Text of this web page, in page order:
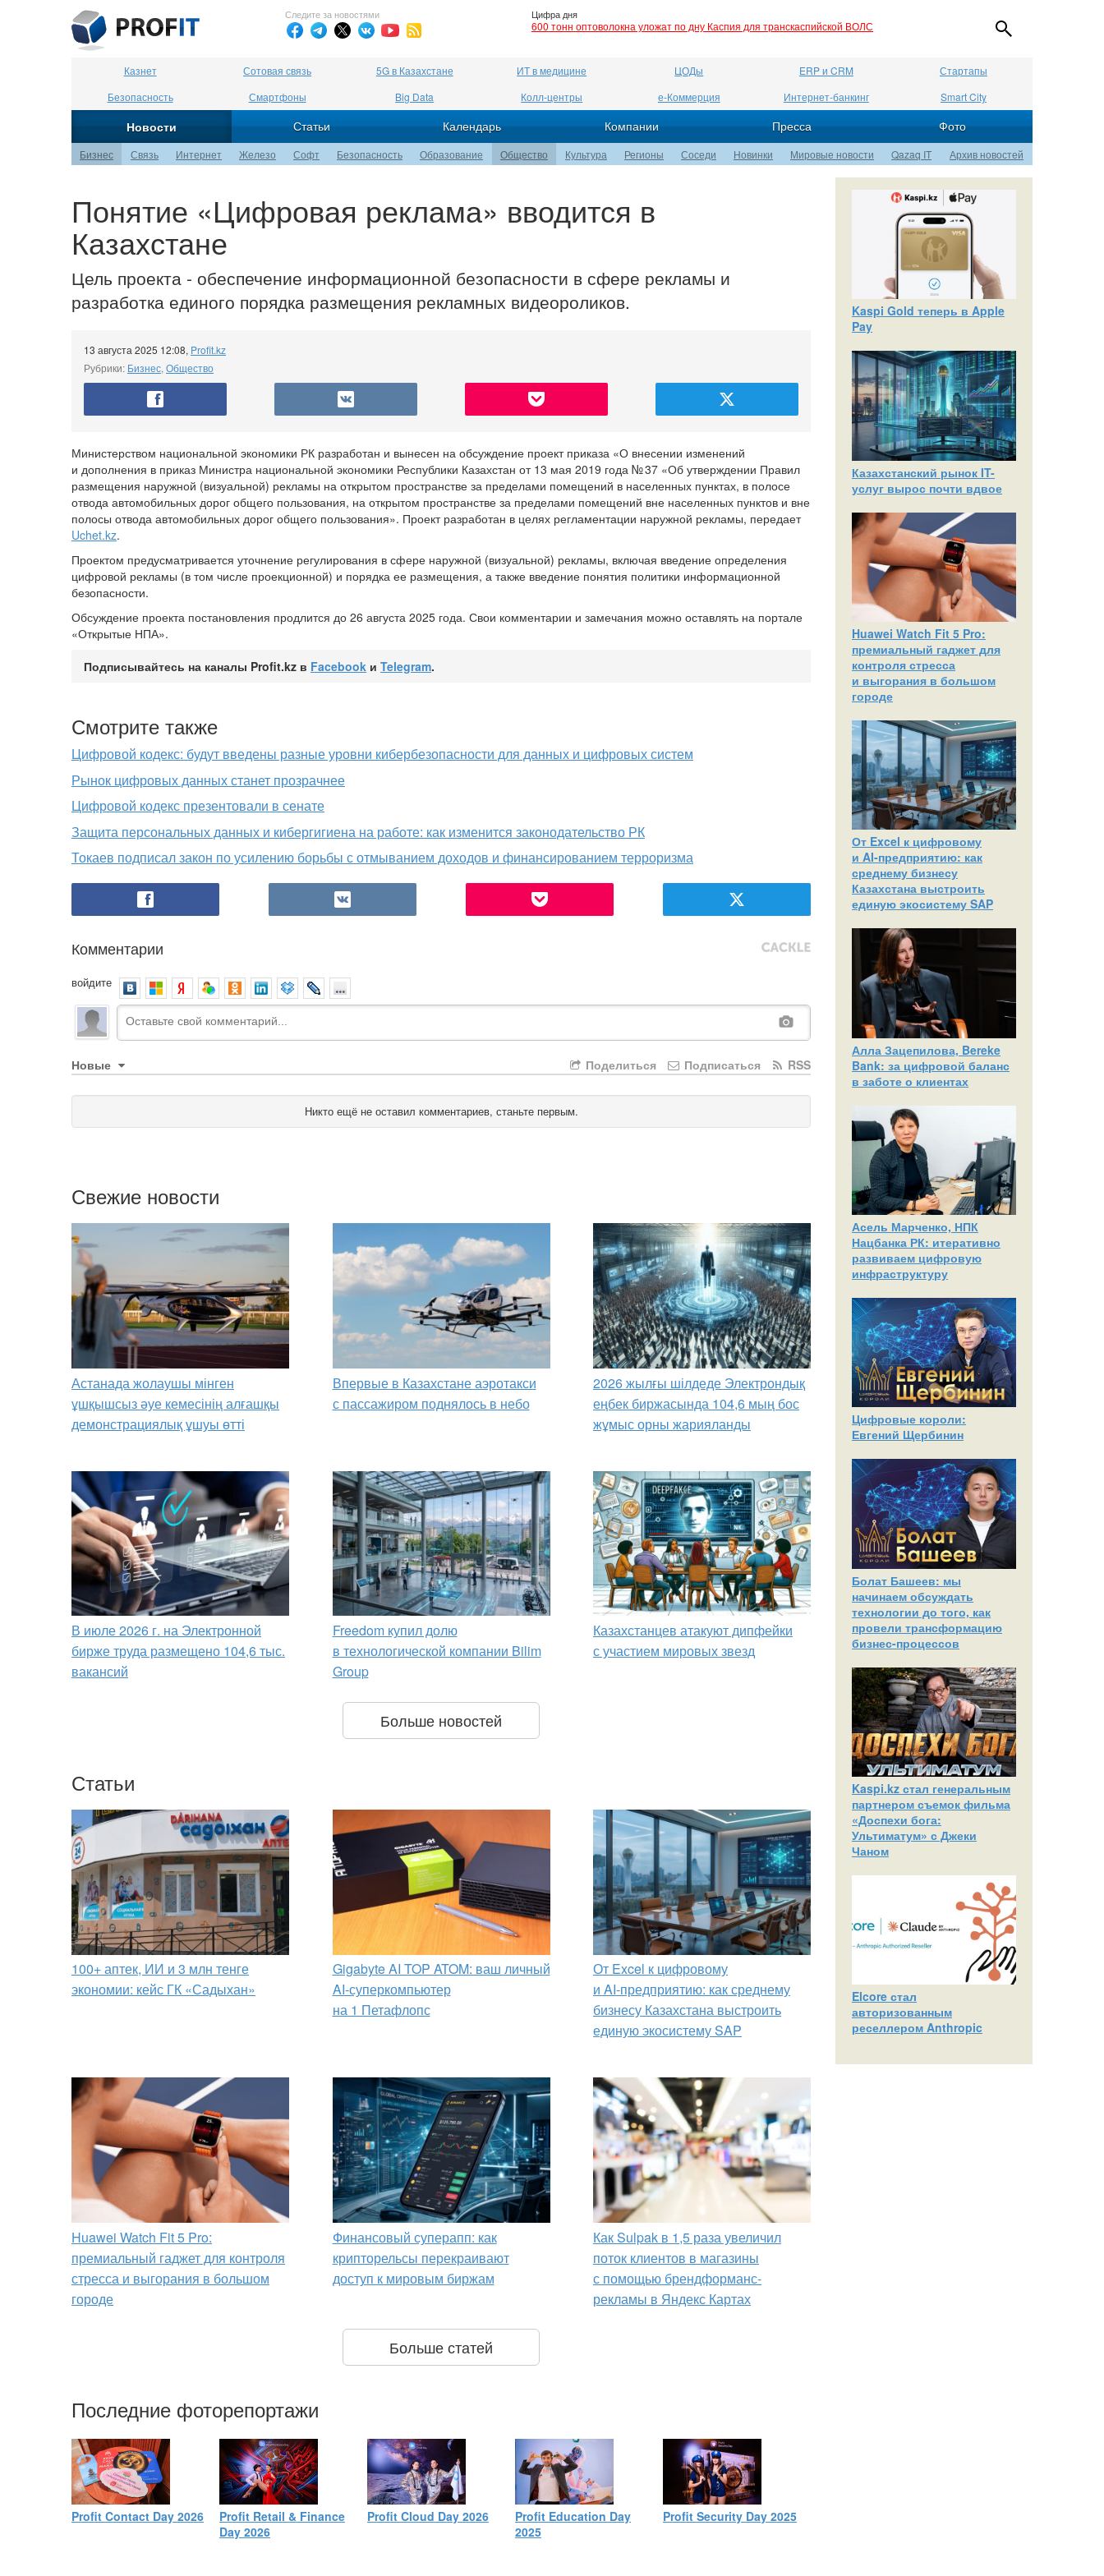
Следите за новостями Цифра дня
600 тонн оптоволокна уложат по дну Каспия для транскаспийской ВОЛС
Казнет Сотовая связь 5G в Казахстане ИТ в медицине ЦОДы ERP и CRM
Стартапы
Безопасность
Смартфоны Big Data Колл-центры е-Коммерция Интернет-банкинг Smart City
Новости Статьи Календарь Компании Пресса Фото
Бизнес Связь Интернет Железо Софт Безопасность Образование Общество Культура Регионы Соседи Новинки Мировые новости Qazaq IT Архив новостей
Понятие «Цифровая реклама» вводится в
Казахстане
Цель проекта - обеспечение информационной безопасности в сфере рекламы и
разработка единого порядка размещения рекламных видеороликов.
13 августа 2025 12:08, Profit.kz
Рубрики: Бизнес, Общество
Министерством национальной экономики РК разработан и вынесен на обсуждение проект приказа «О внесении изменений
и дополнения в приказ Министра национальной экономики Республики Казахстан от 13 мая 2019 года № 37 «Об утверждении Правил
размещения наружной (визуальной) рекламы на открытом пространстве за пределами помещений в населенных пунктах, в полосе
отвода автомобильных дорог общего пользования, на открытом пространстве за пределами помещений вне населенных пунктов и вне
полосы отвода автомобильных дорог общего пользования». Проект разработан в целях регламентации наружной рекламы, передает
Uchet.kz.
Проектом предусматривается уточнение регулирования в сфере наружной (визуальной) рекламы, включая введение определения
цифровой рекламы (в том числе проекционной) и порядка ее размещения, а также введение понятия политики информационной
безопасности.
Обсуждение проекта постановления продлится до 26 августа 2025 года. Свои комментарии и замечания можно оставлять на портале
«Открытые НПА».
Подписывайтесь на каналы Profit.kz в Facebook и Telegram.
Смотрите также
Цифровой кодекс: будут введены разные уровни кибербезопасности для данных и цифровых систем
Рынок цифровых данных станет прозрачнее
Цифровой кодекс презентовали в сенате
Защита персональных данных и кибергигиена на работе: как изменится законодательство РК
Токаев подписал закон по усилению борьбы с отмыванием доходов и финансированием терроризма
Комментарии
войдите
Новые RSS
Подписаться
Поделиться
Никто ещё не оставил комментариев, станьте первым.
Свежие новости
Астанада жолаушы мінген
ұшқышсыз әуе кемесінің алғашқы
демонстрациялық ұшуы өтті
Впервые в Казахстане аэротакси
с пассажиром поднялось в небо
2026 жылғы шілдеде Электрондық
еңбек биржасында 104,6 мың бос
жұмыс орны жарияланды
В июле 2026 г. на Электронной
бирже труда размещено 104,6 тыс.
вакансий
Freedom купил долю
в технологической компании Bilim
Group
Казахстанцев атакуют дипфейки
с участием мировых звезд
Больше новостей
Статьи
100+ аптек, ИИ и 3 млн тенге
экономии: кейс ГК «Садыхан»
Gigabyte AI TOP ATOM: ваш личный
AI-суперкомпьютер
на 1 Петафлопс
От Excel к цифровому
и AI‑предприятию: как среднему
бизнесу Казахстана выстроить
единую экосистему SAP
Huawei Watch Fit 5 Pro:
премиальный гаджет для контроля
стресса и выгорания в большом
городе
Финансовый суперапп: как
крипторельсы перекраивают
доступ к мировым биржам
Как Sulpak в 1,5 раза увеличил
поток клиентов в магазины
с помощью брендформанс-
рекламы в Яндекс Картах
Больше статей
Последние фоторепортажи
Profit Contact Day 2026
Profit Retail & Finance
Day 2026
Profit Cloud Day 2026
Profit Education Day
2025
Profit Security Day 2025
Kaspi Gold теперь в Apple
Pay
Казахстанский рынок IT-
услуг вырос почти вдвое
Huawei Watch Fit 5 Pro:
премиальный гаджет для
контроля стресса
и выгорания в большом
городе
От Excel к цифровому
и AI‑предприятию: как
среднему бизнесу
Казахстана выстроить
единую экосистему SAP
Алла Зацепилова, Bereke
Bank: за цифровой баланс
в заботе о клиентах
Асель Марченко, НПК
Нацбанка РК: итеративно
развиваем цифровую
инфраструктуру
Цифровые короли:
Евгений Щербинин
Болат Башеев: мы
начинаем обсуждать
технологии до того, как
провели трансформацию
бизнес-процессов
Kaspi.kz стал генеральным
партнером съемок фильма
«Доспехи бога:
Ультиматум» с Джеки
Чаном
Elcore стал
авторизованным
реселлером Anthropic